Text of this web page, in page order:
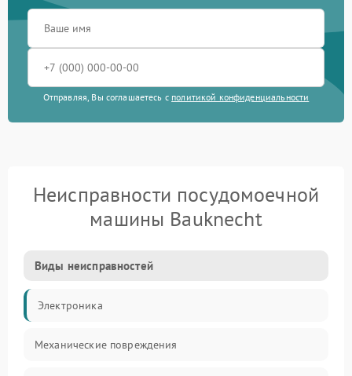
Отправляя, Вы соглашаетесь с политикой конфиденциальности
Неисправности посудомоечной
машины Bauknecht
Виды неисправностей
Электроника
Механические повреждения